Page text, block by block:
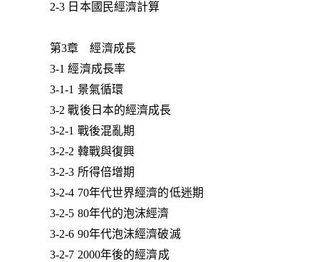
2-3 日本國民經濟計算
第3章 經濟成長
3-1 經濟成長率
3-1-1 景氣循環
3-2 戰後日本的經濟成長
3-2-1 戰後混亂期
3-2-2 韓戰與復興
3-2-3 所得倍增期
3-2-4 70年代世界經濟的低迷期
3-2-5 80年代的泡沫經濟
3-2-6 90年代泡沫經濟破滅
3-2-7 2000年後的經濟成